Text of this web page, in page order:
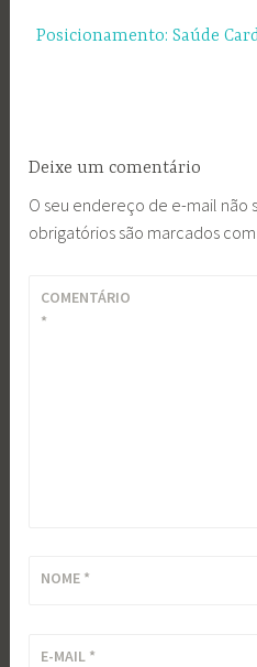
Posicionamento: Saúde
Deixe um comentário
O seu endereço de e-mail não
obrigatórios são marcados com
COMENTÁRIO
*
NOME *
E-MAIL *